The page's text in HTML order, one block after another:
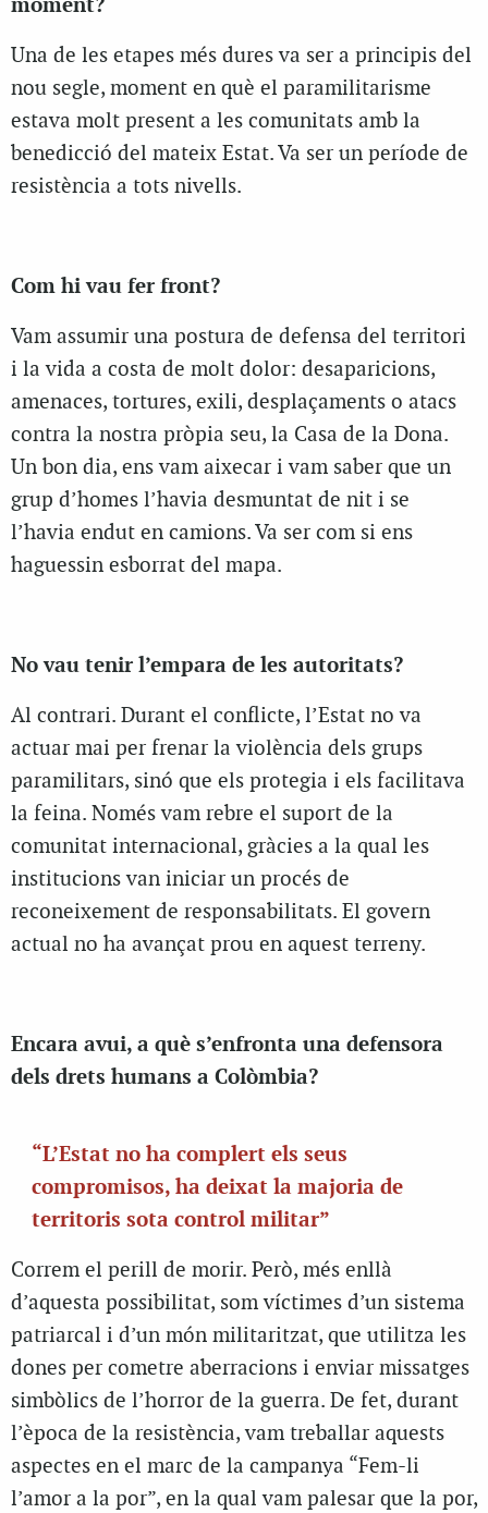
moment?
Una de les etapes més dures va ser a principis del
nou segle, moment en què el paramilitarisme
estava molt present a les comunitats amb la
benedicció del mateix Estat. Va ser un període de
resistència a tots nivells.
Com hi vau fer front?
Vam assumir una postura de defensa del territori
i la vida a costa de molt dolor: desaparicions,
amenaces, tortures, exili, desplaçaments o atacs
contra la nostra pròpia seu, la Casa de la Dona.
Un bon dia, ens vam aixecar i vam saber que un
grup d’homes l’havia desmuntat de nit i se
l’havia endut en camions. Va ser com si ens
haguessin esborrat del mapa.
No vau tenir l’empara de les autoritats?
Al contrari. Durant el conflicte, l’Estat no va
actuar mai per frenar la violència dels grups
paramilitars, sinó que els protegia i els facilitava
la feina. Només vam rebre el suport de la
comunitat internacional, gràcies a la qual les
institucions van iniciar un procés de
reconeixement de responsabilitats. El govern
actual no ha avançat prou en aquest terreny.
Encara avui, a què s’enfronta una defensora
dels drets humans a Colòmbia?
“L’Estat no ha complert els seus
compromisos, ha deixat la majoria de
territoris sota control militar”
Correm el perill de morir. Però, més enllà
d’aquesta possibilitat, som víctimes d’un sistema
patriarcal i d’un món militaritzat, que utilitza les
dones per cometre aberracions i enviar missatges
simbòlics de l’horror de la guerra. De fet, durant
l’època de la resistència, vam treballar aquests
aspectes en el marc de la campanya “Fem-li
l’amor a la por”, en la qual vam palesar que la por,